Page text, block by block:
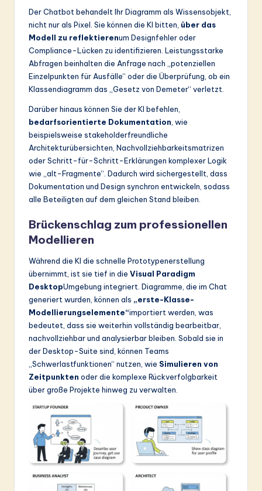
Der Chatbot behandelt Ihr Diagramm als Wissensobjekt,
nicht nur als Pixel. Sie können die KI bitten, über das
Modell zu reflektierenum Designfehler oder
Compliance-Lücken zu identifizieren. Leistungsstarke
Abfragen beinhalten die Anfrage nach „potenziellen
Einzelpunkten für Ausfälle“ oder die Überprüfung, ob ein
Klassendiagramm das „Gesetz von Demeter“ verletzt.
Darüber hinaus können Sie der KI befehlen,
bedarfsorientierte Dokumentation , wie
beispielsweise stakeholderfreundliche
Architekturübersichten, Nachvollziehbarkeitsmatrizen
oder Schritt-für-Schritt-Erklärungen komplexer Logik
wie „alt-Fragmente“. Dadurch wird sichergestellt, dass
Dokumentation und Design synchron entwickeln, sodass
alle Beteiligten auf dem gleichen Stand bleiben.
Brückenschlag zum professionellen
Modellieren
Während die KI die schnelle Prototypenerstellung
übernimmt, ist sie tief in die Visual Paradigm
DesktopUmgebung integriert. Diagramme, die im Chat
generiert wurden, können als „erste-Klasse-
Modellierungselemente“importiert werden, was
bedeutet, dass sie weiterhin vollständig bearbeitbar,
nachvollziehbar und analysierbar bleiben. Sobald sie in
der Desktop-Suite sind, können Teams
„Schwerlastfunktionen“ nutzen, wie Simulieren von
Zeitpunkten oder die komplexe Rückverfolgbarkeit
über große Projekte hinweg zu verwalten.